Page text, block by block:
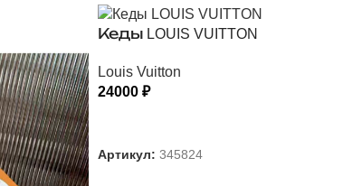
Кеды LOUIS VUITTON
Louis Vuitton
24000 ₽
Артикул: 345824